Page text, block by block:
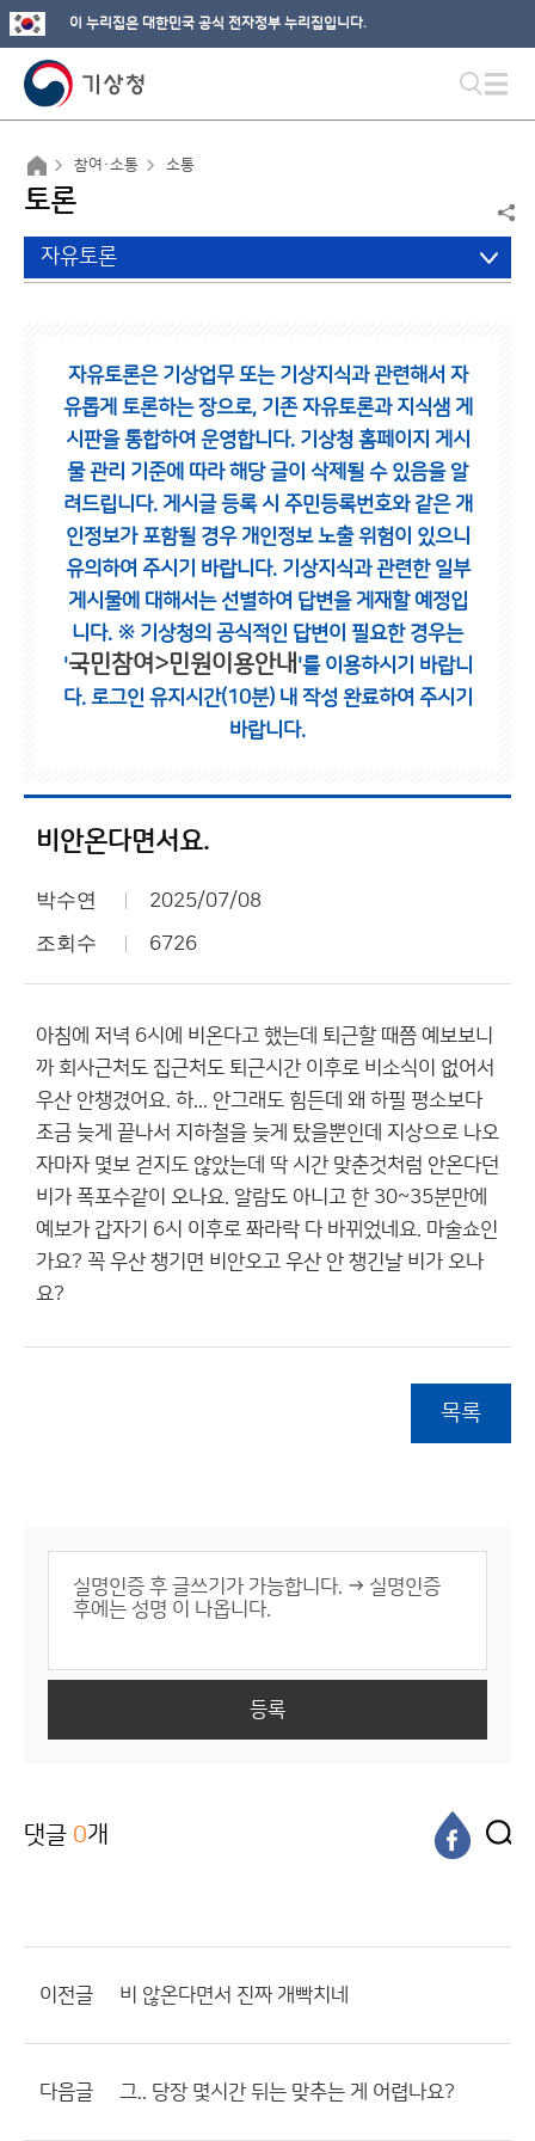
이 누리집은 대한민국 공식 전자정부 누리집입니다.
참여·소통 소통
토론
자유토론
자유토론은 기상업무 또는 기상지식과 관련해서 자
유롭게 토론하는 장으로, 기존 자유토론과 지식샘 게
시판을 통합하여 운영합니다. 기상청 홈페이지 게시
물 관리 기준에 따라 해당 글이 삭제될 수 있음을 알
려드립니다. 게시글 등록 시 주민등록번호와 같은 개
인정보가 포함될 경우 개인정보 노출 위험이 있으니
유의하여 주시기 바랍니다. 기상지식과 관련한 일부
게시물에 대해서는 선별하여 답변을 게재할 예정입
니다. ※ 기상청의 공식적인 답변이 필요한 경우는
'국민참여>민원이용안내 '를 이용하시기 바랍니
다. 로그인 유지시간(10분) 내 작성 완료하여 주시기
바랍니다.
비안온다면서요.
박수연 2025/07/08
조회수 6726
아침에 저녁 6시에 비온다고 했는데 퇴근할 때쯤 예보보니
까 회사근처도 집근처도 퇴근시간 이후로 비소식이 없어서
우산 안챙겼어요. 하... 안그래도 힘든데 왜 하필 평소보다
조금 늦게 끝나서 지하철을 늦게 탔을뿐인데 지상으로 나오
자마자 몇보 걷지도 않았는데 딱 시간 맞춘것처럼 안온다던
비가 폭포수같이 오나요. 알람도 아니고 한 30~35분만에
예보가 갑자기 6시 이후로 쫘라락 다 바뀌었네요. 마술쇼인
가요? 꼭 우산 챙기면 비안오고 우산 안 챙긴날 비가 오나
요?
목록
등록
댓글 0개
이전글 비 않온다면서 진짜 개빡치네
다음글 그.. 당장 몇시간 뒤는 맞추는 게 어렵나요?